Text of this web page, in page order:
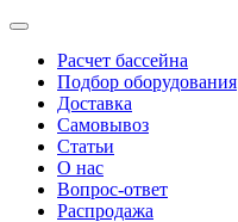
Расчет бассейна
Подбор оборудования
Доставка
Самовывоз
Статьи
О нас
Вопрос-ответ
Распродажа